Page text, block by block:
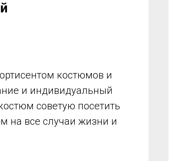
костюмов и
и индивидуальный
советую посетить
на все случаи жизни и